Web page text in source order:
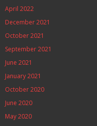
April 2022
December 2021
October 2021
September 2021
June 2021
January 2021
October 2020
June 2020
May 2020